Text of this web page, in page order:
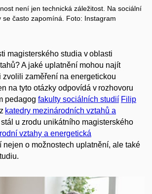
není jen technická záležitost. Na sociální
se často zapomíná. Foto: Instagram
magisterského studia v oblasti
A jaké uplatnění mohou najít
zvolili zaměření na energetickou
na tyto otázky odpovídá v rozhovoru
pedagog fakulty sociálních studií Filip
katedry mezinárodních vztahů a
stál u zrodu unikátního magisterského
vztahy a energetická
í nejen o možnostech uplatnění, ale také